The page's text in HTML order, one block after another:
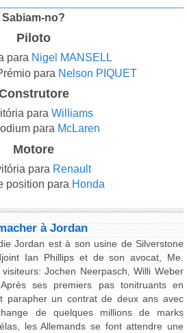
Sabiam-no?
Piloto
para Nigel MANSELL
para Nelson PIQUET
para Williams
para McLaren
Motore
para Renault
position para Honda
à Jordan
Jordan est à son usine de Silverstone
Ian Phillips et de son avocat, Me.
Jochen Neerpasch, Willi Weber
ses premiers pas tonitruants en
parapher un contrat de deux ans avec
de quelques millions de marks
les Allemands se font attendre une